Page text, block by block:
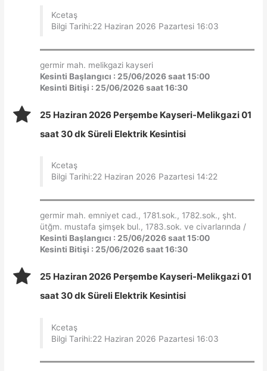
Kcetaş
Bilgi Tarihi:22 Haziran 2026 Pazartesi 16:03
germir mah. melikgazi kayseri
Kesinti Başlangıcı : 25/06/2026 saat 15:00
Kesinti Bitişi : 25/06/2026 saat 16:30
25 Haziran 2026 Perşembe Kayseri-Melikgazi 01
saat 30 dk Süreli Elektrik Kesintisi
Kcetaş
Bilgi Tarihi:22 Haziran 2026 Pazartesi 14:22
germir mah. emniyet cad., 1781.sok., 1782.sok., şht.
ütğm. mustafa şimşek bul., 1783.sok. ve civarlarında /
Kesinti Başlangıcı : 25/06/2026 saat 15:00
Kesinti Bitişi : 25/06/2026 saat 16:30
25 Haziran 2026 Perşembe Kayseri-Melikgazi 01
saat 30 dk Süreli Elektrik Kesintisi
Kcetaş
Bilgi Tarihi:22 Haziran 2026 Pazartesi 16:03